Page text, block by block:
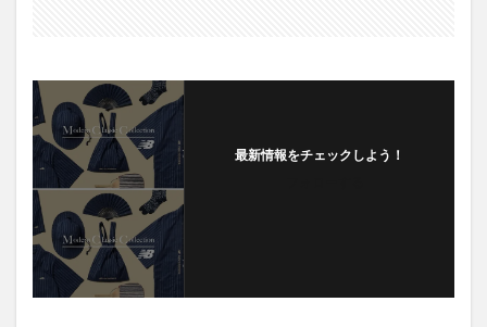
最新情報をチェックしよう！